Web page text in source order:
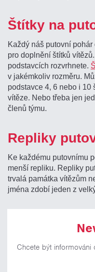
Štítky na
Každý náš putovní
pro doplnění štítků
podstavcích rozvrhnete.
v jakémkoliv rozměru.
podstavce 4, 6 nebo i 10
vítěze. Nebo třeba jen
členů týmu.
Repliky
Ke každému putovnímu
menší repliku. Repliky
trvalá památka vítězům
jména zdobí jeden z
Chcete být informováni